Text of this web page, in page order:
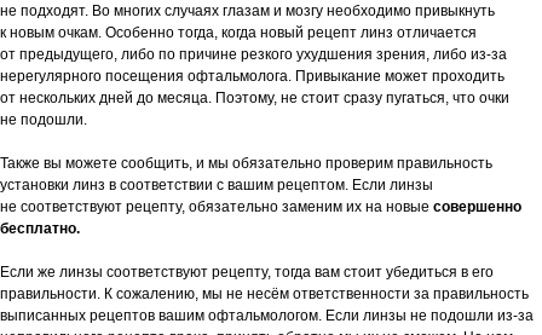
не подходят. Во многих случаях глазам и мозгу необходимо привыкнуть
к новым очкам. Особенно тогда, когда новый рецепт линз отличается
от предыдущего, либо по причине резкого ухудшения зрения, либо из-за
нерегулярного посещения офтальмолога. Привыкание может проходить
от нескольких дней до месяца. Поэтому, не стоит сразу пугаться, что очки
не подошли.
Также вы можете сообщить, и мы обязательно проверим правильность
установки линз в соответствии с вашим рецептом. Если линзы
не соответствуют рецепту, обязательно заменим их на новые совершенно
бесплатно.
Если же линзы соответствуют рецепту, тогда вам стоит убедиться в его
правильности. К сожалению, мы не несём ответственности за правильность
выписанных рецептов вашим офтальмологом. Если линзы не подошли из-за